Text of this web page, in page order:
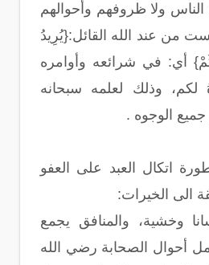
الناس ولا ظروفهم وأحوالهم
من عند الله القائل:{يُرِيدُ
أي: في شرائعه وأوامره
لكم، وذلك لعلمه سبحانه
الوجوه .
اتكال العبد على العفو
الى الخيرات:
وخشية، والمنافق يجمع
أحوال الصحابة رضي الله